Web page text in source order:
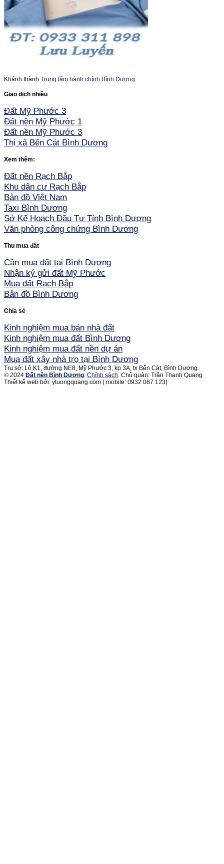
Khánh thành Trung tâm hành chính Bình Dương
Giao dịch nhiều
Đất Mỹ Phước 3
Đất nền Mỹ Phước 1
Đất nền Mỹ Phước 3
Thị xã Bến Cát Bình Dương
Xem thêm:
Đất nền Rạch Bắp
Khu dân cư Rạch Bắp
Bản đồ Việt Nam
Taxi Bình Dương
Sở Kế Hoạch Đầu Tư Tỉnh Bình Dương
Văn phòng công chứng Bình Dương
Thu mua đất
Cần mua đất tại Bình Dương
Nhận ký gửi đất Mỹ Phước
Mua đất Rạch Bắp
Bản đồ Bình Dương
Chia sẻ
Kinh nghiệm mua bán nhà đất
Kinh nghiệm mua đất Bình Dương
Kinh nghiệm mua đất nền dự án
Mua đất xây nhà trọ tại Bình Dương
Trụ sở: Lô K1, đường NE8, Mỹ Phước 3, kp 3A, tx Bến Cát, Bình Dương.
© 2024 Đất nền Bình Dương Chính sách . Chủ quản: Trần Thanh Quang
Thiết kế web bởi: ytuongquang.com ( mobile: 0932 087 123)